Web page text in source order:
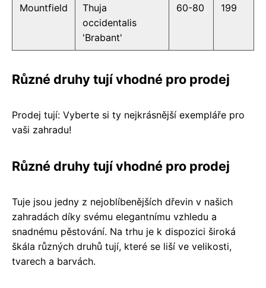
Mountfield
Thuja
occidentalis
'Brabant'
60-80 199
Různé druhy tují vhodné pro prodej
Prodej tují: Vyberte si ty nejkrásnější exempláře pro
vaši zahradu!
Různé druhy tují vhodné pro prodej
Tuje jsou jedny z nejoblíbenějších dřevin v našich
zahradách díky svému elegantnímu vzhledu a
snadnému pěstování. Na trhu je k dispozici široká
škála různých druhů tují, které se liší ve velikosti,
tvarech a barvách.